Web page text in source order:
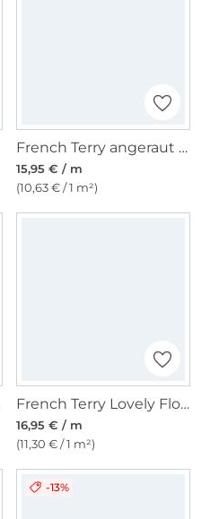
French Terry angeraut Flower Art, creme
15,95 € / m
(10,63 € / 1 m²)
French Terry Lovely Flowers, aubergine
16,95 € / m
(11,30 € / 1 m²)
-13%